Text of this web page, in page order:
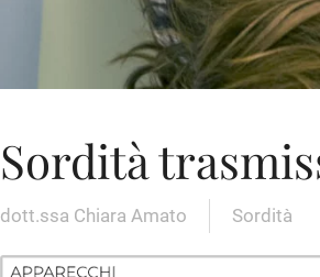
Sordità
dott.ssa Chiara Amato Sordità